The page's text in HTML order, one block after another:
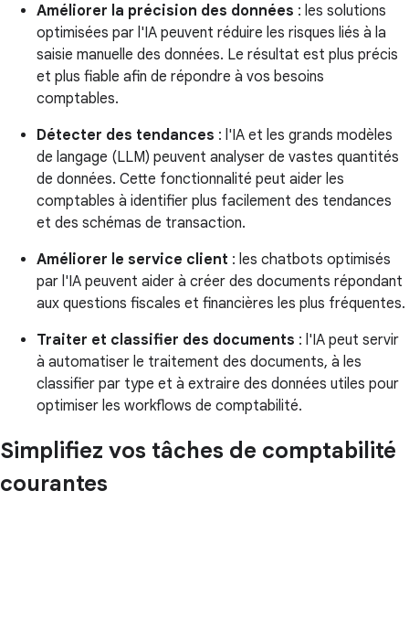
Améliorer la précision des données : les solutions
optimisées par l'IA peuvent réduire les risques liés à la
saisie manuelle des données. Le résultat est plus précis
et plus fiable afin de répondre à vos besoins
comptables.
Détecter des tendances : l'IA et les grands modèles
de langage (LLM) peuvent analyser de vastes quantités
de données. Cette fonctionnalité peut aider les
comptables à identifier plus facilement des tendances
et des schémas de transaction.
Améliorer le service client : les chatbots optimisés
par l'IA peuvent aider à créer des documents répondant
aux questions fiscales et financières les plus fréquentes.
Traiter et classifier des documents : l'IA peut servir
à automatiser le traitement des documents, à les
classifier par type et à extraire des données utiles pour
optimiser les workflows de comptabilité.
Simplifiez vos tâches de comptabilité
courantes